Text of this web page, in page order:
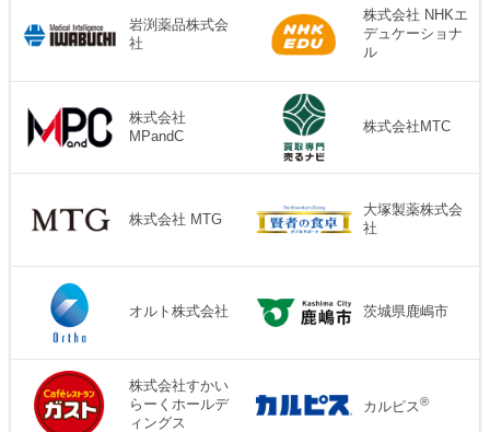
岩渕薬品株式会
社
株式会社 NHKエ
デュケーショナ
ル
株式会社
MPandC
株式会社MTC
株式会社 MTG
大塚製薬株式会
社
オルト株式会社 茨城県鹿嶋市
株式会社すかい
らーくホールデ
ィングス
カルピス®